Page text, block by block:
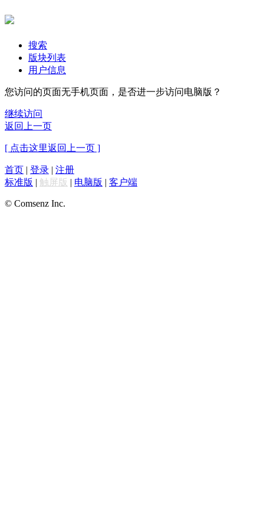
搜索
版块列表
用户信息
您访问的页面无手机页面，是否进一步访问电脑版？
继续访问
返回上一页
[ 点击这里返回上一页 ]
首页 | 登录 | 注册
标准版 | 触屏版 | 电脑版 | 客户端
© Comsenz Inc.